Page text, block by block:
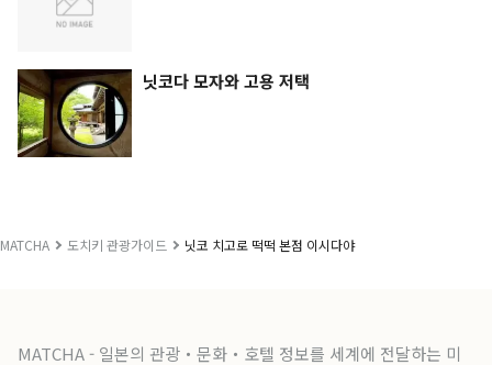
닛코다 모자와 고용 저택
MATCHA 도치키 관광가이드 닛코 치고로 떡떡 본점 이시다야
MATCHA - 일본의 관광・문화・호텔 정보를 세계에 전달하는 미